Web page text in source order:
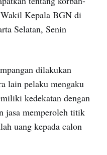
Kepala BGN di
Selatan, Senin
dilakukan
lain pelaku mengaku
kedekatan dengan
jasa memperoleh titik
uang kepada calon